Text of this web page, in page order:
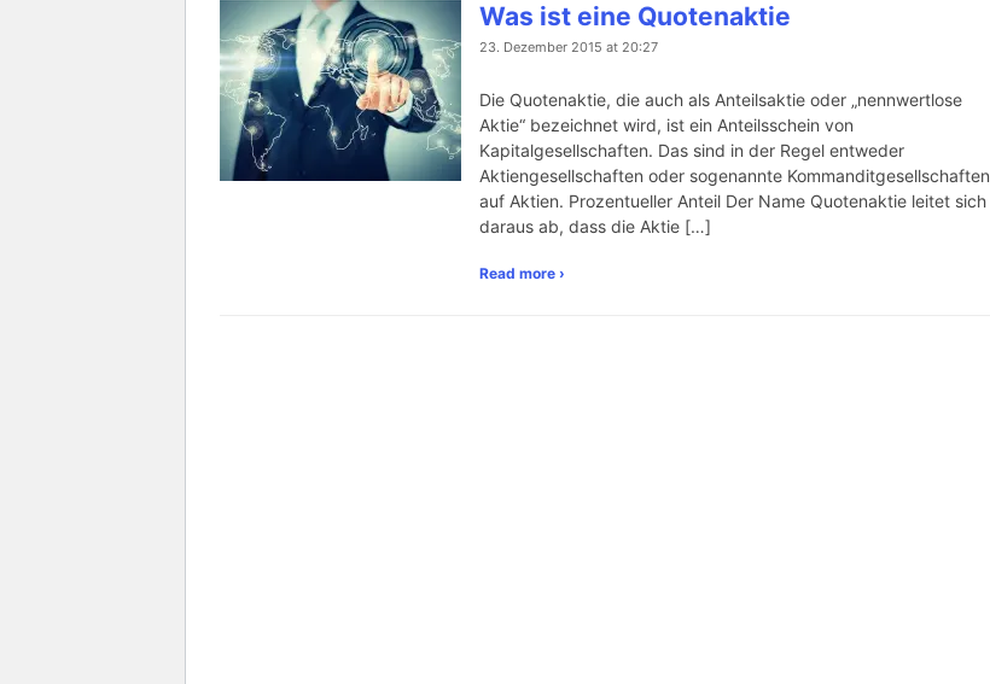
Was ist eine Quotenaktie
23. Dezember 2015 at 20:27
Die Quotenaktie, die auch als Anteilsaktie oder „nennwertlose
Aktie“ bezeichnet wird, ist ein Anteilsschein von
Kapitalgesellschaften. Das sind in der Regel entweder
Aktiengesellschaften oder sogenannte Kommanditgesellschaften
auf Aktien. Prozentueller Anteil Der Name Quotenaktie leitet sich
daraus ab, dass die Aktie […]
Read more ›